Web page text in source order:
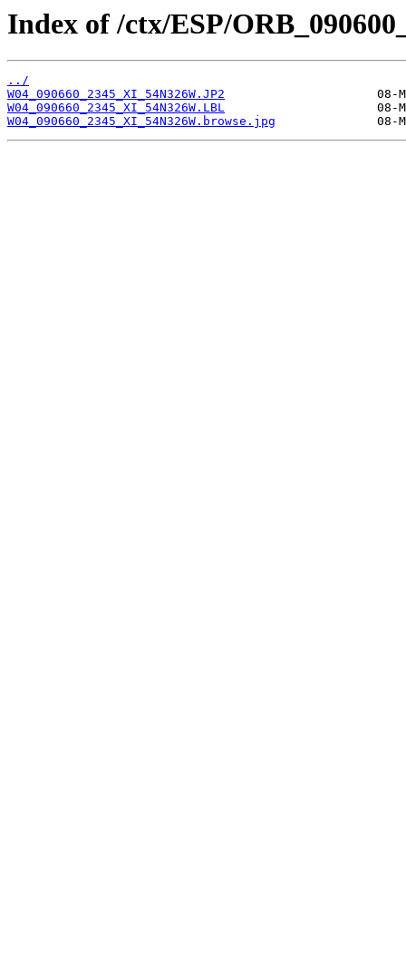
Index of /ctx/ESP/
../
W04_090660_2345_XI_54N326W.JP2
W04_090660_2345_XI_54N326W.LBL
W04_090660_2345_XI_54N326W.browse.jpg